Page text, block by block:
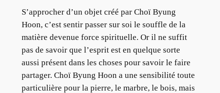
S’approcher d’un objet créé par Choï Byung
Hoon, c’est sentir passer sur soi le souffle de la
matière devenue force spirituelle. Or il ne suffit
pas de savoir que l’esprit est en quelque sorte
aussi présent dans les choses pour savoir le faire
partager. Choï Byung Hoon a une sensibilité toute
particulière pour la pierre, le marbre, le bois, mais